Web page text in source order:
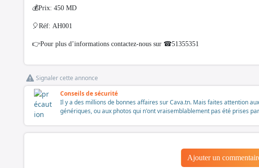
💰Prix: 450 MD
🎈Réf: AH001
👉Pour plus d’informations contactez-nous sur ☎51355351
Signaler cette annonce
Conseils de sécurité
Il y a des millions de bonnes affaires sur Cava.tn. Mais faites attention
génériques, ou aux photos qui n'ont vraisemblablement pas été prises
Ajouter un